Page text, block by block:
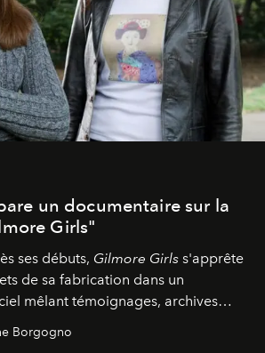
un documentaire sur la
Girls"
ses débuts, Gilmore Girls s'apprête
de sa fabrication dans un
mêlant témoignages, archives
dans les coulisses d'un phénomène
Borgogno